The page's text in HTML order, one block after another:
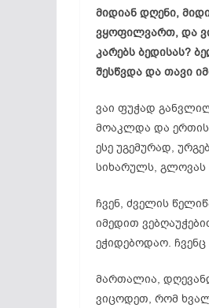
მიდიან დღენი,
ვყოფილვართ, და
კარებს ბედისას?
შესწვდა და თავი
ვაი ფუჭად
მოაკლდა და ერთის
ესე უგემურად,
სიხარულს, გლოვას
ჩვენ, ძველის
იმედით
ეჭიდებოდაო. ჩვენც
მართალია,
ვიცოდეთ, რომ